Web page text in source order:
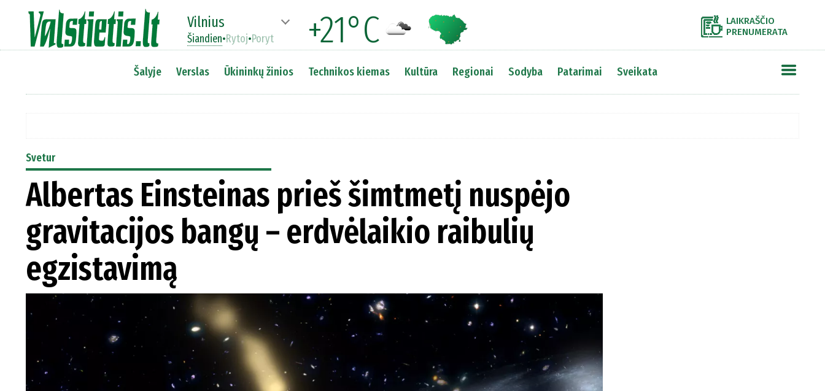
Vilnius +21°C
Šiandien•Rytoj•Poryt
LAIKRAŠČIO
PRENUMERATA
Šalyje Verslas Ūkininkų žinios Technikos kiemas Kultūra Regionai Sodyba Patarimai Sveikata
Svetur
Albertas Einsteinas prieš šimtmetį nuspėjo
gravitacijos bangų – erdvėlaikio raibulių
egzistavimą